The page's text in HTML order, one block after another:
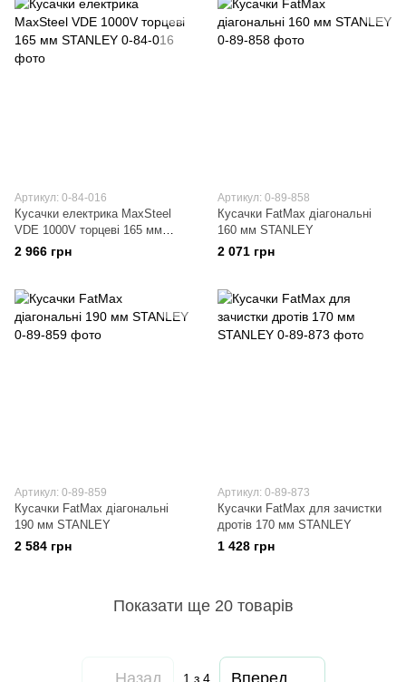
Артикул: 0-84-016
Кусачки електрика MaxSteel
VDE 1000V торцеві 165 мм
STANLEY
2 966 грн
Артикул: 0-89-858
Кусачки FatMax діагональні
160 мм STANLEY
2 071 грн
Артикул: 0-89-859
Кусачки FatMax діагональні
190 мм STANLEY
2 584 грн
Артикул: 0-89-873
Кусачки FatMax для зачистки
дротів 170 мм STANLEY
1 428 грн
Показати ще 20 товарів
Назад 1 з 4 Вперед